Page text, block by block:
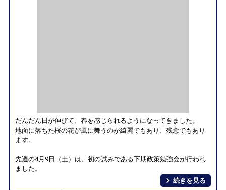
だんだん日が伸びて、春を感じられるようになってきました。
地面に落ちた桜の花が風に舞うのが綺麗でもあり、残念でもあり
ます。
先週の4月9日（土）は、初の試みである下期政策勉強会が行われ
ました。
続きを見る